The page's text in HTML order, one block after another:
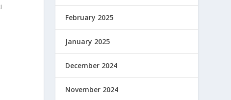
February 2025
January 2025
December 2024
November 2024